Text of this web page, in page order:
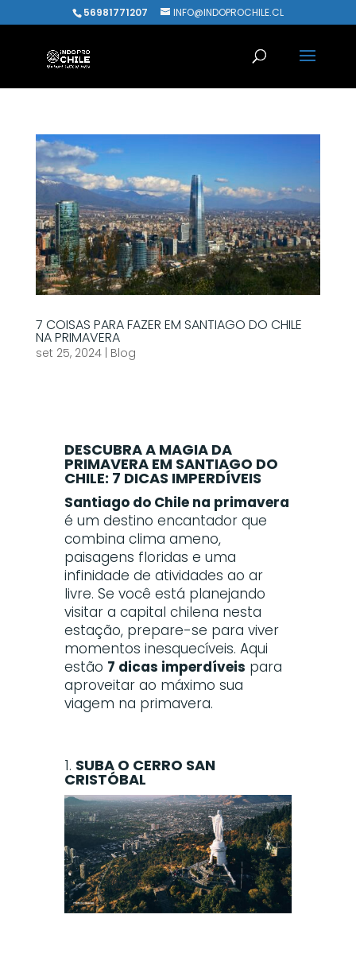
56981771207 INFO@INDOPROCHILE.CL
7 COISAS PARA FAZER EM SANTIAGO DO CHILE
NA PRIMAVERA
set 25, 2024| Blog
DESCUBRA A MAGIA DA
PRIMAVERA EM SANTIAGO DO
CHILE: 7 DICAS IMPERDÍVEIS
Santiago do Chile na primavera
é um destino encantador que
combina clima ameno,
paisagens floridas e uma
infinidade de atividades ao ar
livre. Se você está planejando
visitar a capital chilena nesta
estação, prepare-se para viver
momentos inesquecíveis. Aqui
estão 7 dicas imperdíveis para
aproveitar ao máximo sua
viagem na primavera.
1. SUBA O CERRO SAN
CRISTÓBAL